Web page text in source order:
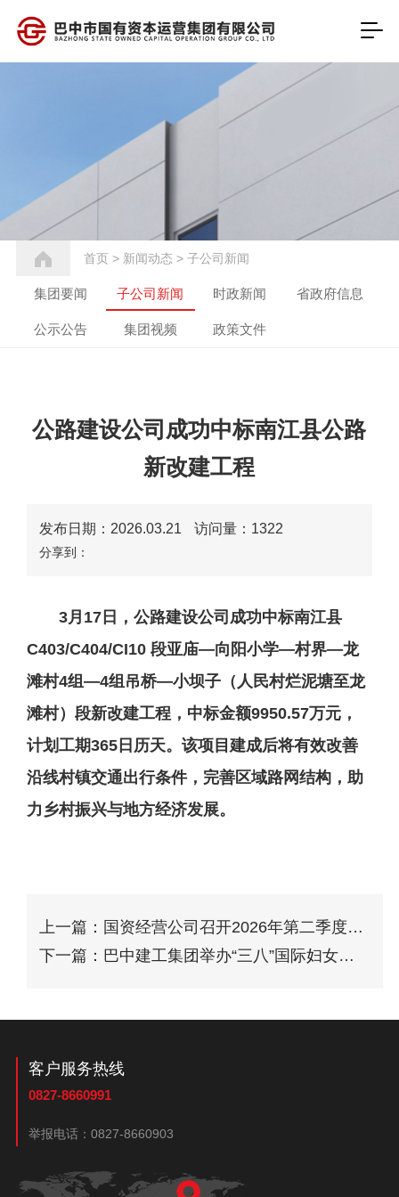
首页> 新闻动态 > 子公司新闻
集团要闻 子公司新闻 时政新闻 省政府信息
公示公告 集团视频 政策文件
公路建设公司成功中标南江县公路
新改建工程
发布日期：2026.03.21 访问量： 1322
分享到：
3月17日，公路建设公司成功中标南江县
C403/C404/CI10 段亚庙—向阳小学—村界—龙
滩村4组—4组吊桥—小坝子（人民村烂泥塘至龙
滩村）段新改建工程，中标金额9950.57万元，
计划工期365日历天。该项目建成后将有效改善
沿线村镇交通出行条件，完善区域路网结构，助
力乡村振兴与地方经济发展。
上一篇：国资经营公司召开2026年第二季度安
全生
下一篇：巴中建工集团举办“三八”国际妇女节
客户服务热线
0827-8660991
举报电话： 0827-8660903